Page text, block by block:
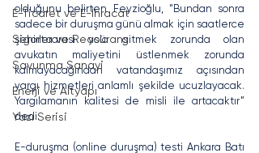
E-Ticaret ve E-İhracat
Sigorta ve Reasürans
Savunma Sanayi
Enerji ve Altyapı
Yazı Serisi
olduğunu belirten Feyzioğlu, “Bundan sonra
sadece bir duruşma günü almak için saatlerce
şehirlerarası yola gitmek zorunda olan
avukatın maliyetini üstlenmek zorunda
kalmayacağından vatandaşımız açısından
yargı hizmetleri anlamlı şekilde ucuzlayacak.
Yargılamanın kalitesi de misli ile artacaktır”
dedi.
E-duruşma (online duruşma) testi Ankara Batı